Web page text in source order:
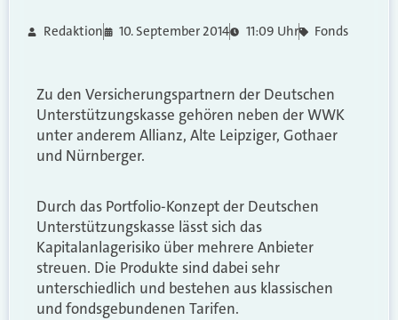
Redaktion 10. September 2014 11:09 Uhr Fonds
Zu den Versicherungspartnern der Deutschen
Unterstützungskasse gehören neben der WWK
unter anderem Allianz, Alte Leipziger, Gothaer
und Nürnberger.
Durch das Portfolio-Konzept der Deutschen
Unterstützungskasse lässt sich das
Kapitalanlagerisiko über mehrere Anbieter
streuen. Die Produkte sind dabei sehr
unterschiedlich und bestehen aus klassischen
und fondsgebundenen Tarifen.